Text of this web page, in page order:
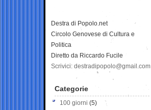
Destra di Popolo.net
Circolo Genovese di Cultura e
Politica
Diretto da Riccardo Fucile
Scrivici: destradipopolo@gmail.com
Categorie
100 giorni (5)